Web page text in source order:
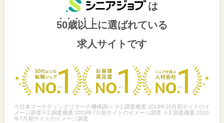
は
50歳以上に選ばれている
求人サイトです
※日本マーケティングリサーチ機構調べ ※1 調査概要:2019年10月期サイトのイ
メージ調査※2 調査概要:2019年7月期サイトのイメージ調査 ※3 調査概要:2019
年7月期サイトのイメージ調査